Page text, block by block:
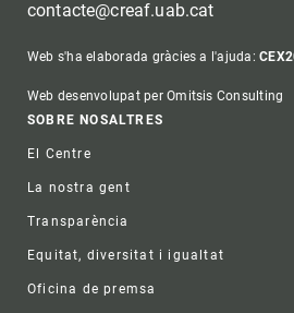
contacte@creaf.uab.cat
Web s'ha elaborada gràcies a l'ajuda:
Web desenvolupat per Omitsis Consulting
Footer
SOBRE NOSALTRES
El Centre
La nostra gent
Transparència
Equitat, diversitat i igualtat
Oficina de premsa